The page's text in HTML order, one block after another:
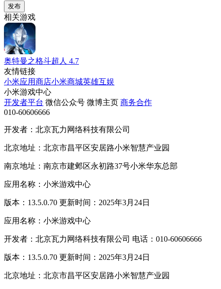
发布
相关游戏
奥特曼之格斗超人 4.7
友情链接
小米应用商店小米商城英雄互娱
小米游戏中心
开发者平台 微信公众号 微博主页 商务合作
010-60606666
开发者：北京瓦力网络科技有限公司
北京地址：北京市昌平区安居路小米智慧产业园
南京地址：南京市建邺区永初路37号小米华东总部
应用名称：小米游戏中心
版本：13.5.0.70 更新时间：2025年3月24日
应用名称：小米游戏中心
开发者：北京瓦力网络科技有限公司 电话：010-60606666
版本：13.5.0.70 更新时间：2025年3月24日
北京地址：北京市昌平区安居路小米智慧产业园